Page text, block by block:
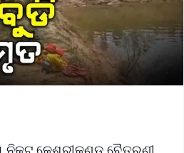
ନିକଟ କେଶରୀକୁଣ୍ଡ ବୈତରଣୀ